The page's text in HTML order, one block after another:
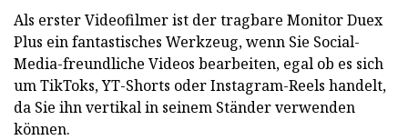
Als erster Videofilmer ist der tragbare Monitor Duex
Plus ein fantastisches Werkzeug, wenn Sie Social-
Media-freundliche Videos bearbeiten, egal ob es sich
um TikToks, YT-Shorts oder Instagram-Reels handelt,
da Sie ihn vertikal in seinem Ständer verwenden
können.